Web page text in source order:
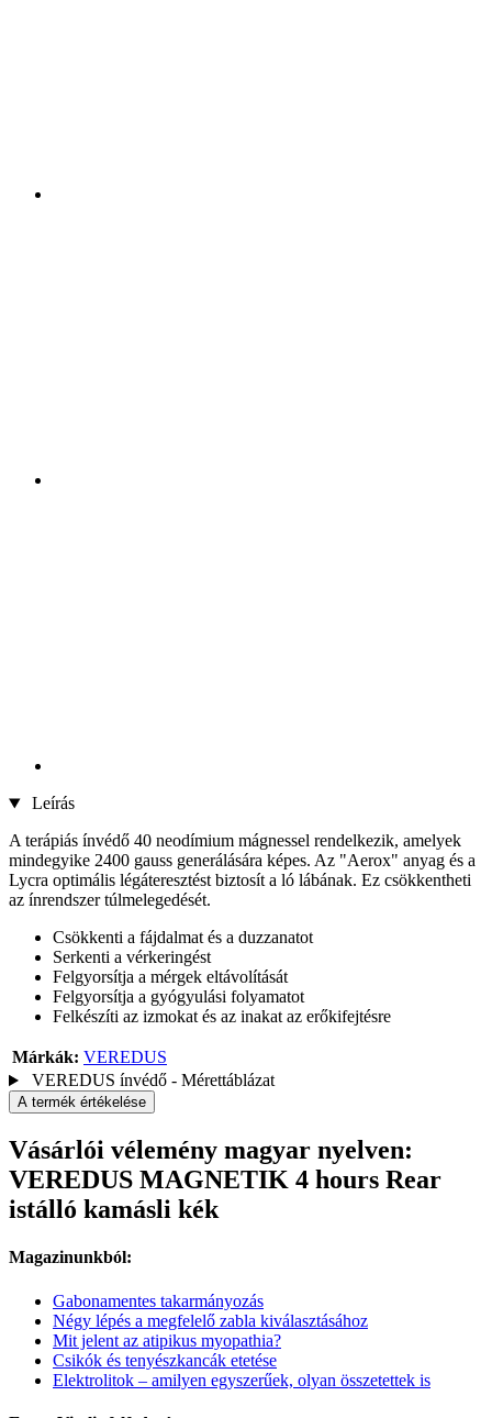
Leírás
A terápiás ínvédő 40 neodímium mágnessel rendelkezik, amelyek
mindegyike 2400 gauss generálására képes. Az "Aerox" anyag és a
Lycra optimális légáteresztést biztosít a ló lábának. Ez csökkentheti
az ínrendszer túlmelegedését.
Csökkenti a fájdalmat és a duzzanatot
Serkenti a vérkeringést
Felgyorsítja a mérgek eltávolítását
Felgyorsítja a gyógyulási folyamatot
Felkészíti az izmokat és az inakat az erőkifejtésre
Márkák: VEREDUS
VEREDUS ínvédő - Mérettáblázat
A termék értékelése
Vásárlói vélemény magyar nyelven:
VEREDUS MAGNETIK 4 hours Rear
istálló kamásli kék
Magazinunkból:
Gabonamentes takarmányozás
Négy lépés a megfelelő zabla kiválasztásához
Mit jelent az atipikus myopathia?
Csikók és tenyészkancák etetése
Elektrolitok – amilyen egyszerűek, olyan összetettek is